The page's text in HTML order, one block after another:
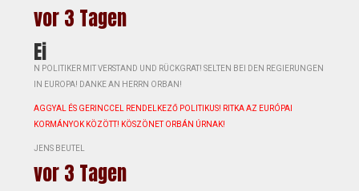
vor 3 Tagen
Ei
N POLITIKER MIT VERSTAND UND RÜCKGRAT! SELTEN BEI DEN REGIERUNGEN
IN EUROPA! DANKE AN HERRN ORBAN!
AGGYAL ÉS GERINCCEL RENDELKEZŐ POLITIKUS! RITKA AZ EURÓPAI
KORMÁNYOK KÖZÖTT! KÖSZÖNET ORBÁN ÚRNAK!
JENS BEUTEL
vor 3 Tagen